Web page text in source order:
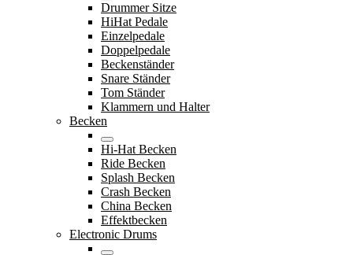
Drummer Sitze
HiHat Pedale
Einzelpedale
Doppelpedale
Beckenständer
Snare Ständer
Tom Ständer
Klammern und Halter
Becken
Hi-Hat Becken
Ride Becken
Splash Becken
Crash Becken
China Becken
Effektbecken
Electronic Drums